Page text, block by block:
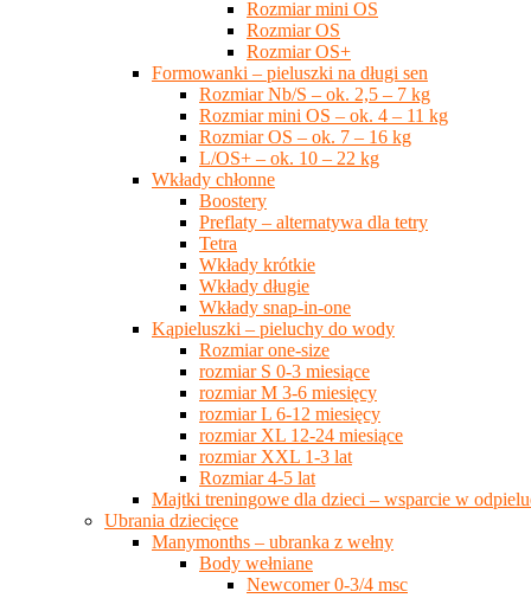
Rozmiar mini OS
Rozmiar OS
Rozmiar OS+
Formowanki – pieluszki na długi sen
Rozmiar Nb/S – ok. 2,5 – 7 kg
Rozmiar mini OS – ok. 4 – 11 kg
Rozmiar OS – ok. 7 – 16 kg
L/OS+ – ok. 10 – 22 kg
Wkłady chłonne
Boostery
Preflaty – alternatywa dla tetry
Tetra
Wkłady krótkie
Wkłady długie
Wkłady snap-in-one
Kąpieluszki – pieluchy do wody
Rozmiar one-size
rozmiar S 0-3 miesiące
rozmiar M 3-6 miesięcy
rozmiar L 6-12 miesięcy
rozmiar XL 12-24 miesiące
rozmiar XXL 1-3 lat
Rozmiar 4-5 lat
Majtki treningowe dla dzieci – wsparcie w
Ubrania dziecięce
Manymonths – ubranka z wełny
Body wełniane
Newcomer 0-3/4 msc